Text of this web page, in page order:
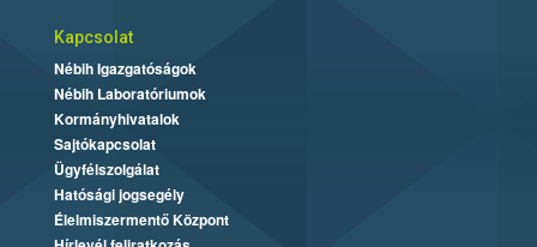
Kapcsolat
Nébih Igazgatóságok
Nébih Laboratóriumok
Kormányhivatalok
Sajtókapcsolat
Ügyfélszolgálat
Hatósági jogsegély
Élelmiszermentő Központ